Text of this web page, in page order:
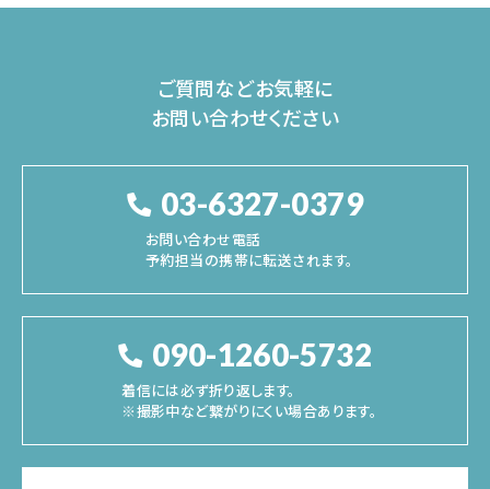
ご質問などお気軽に
お問い合わせください
03-6327-0379
お問い合わせ電話
予約担当の携帯に転送されます。
090-1260-5732
着信には必ず折り返します。
※撮影中など繋がりにくい場合あります。